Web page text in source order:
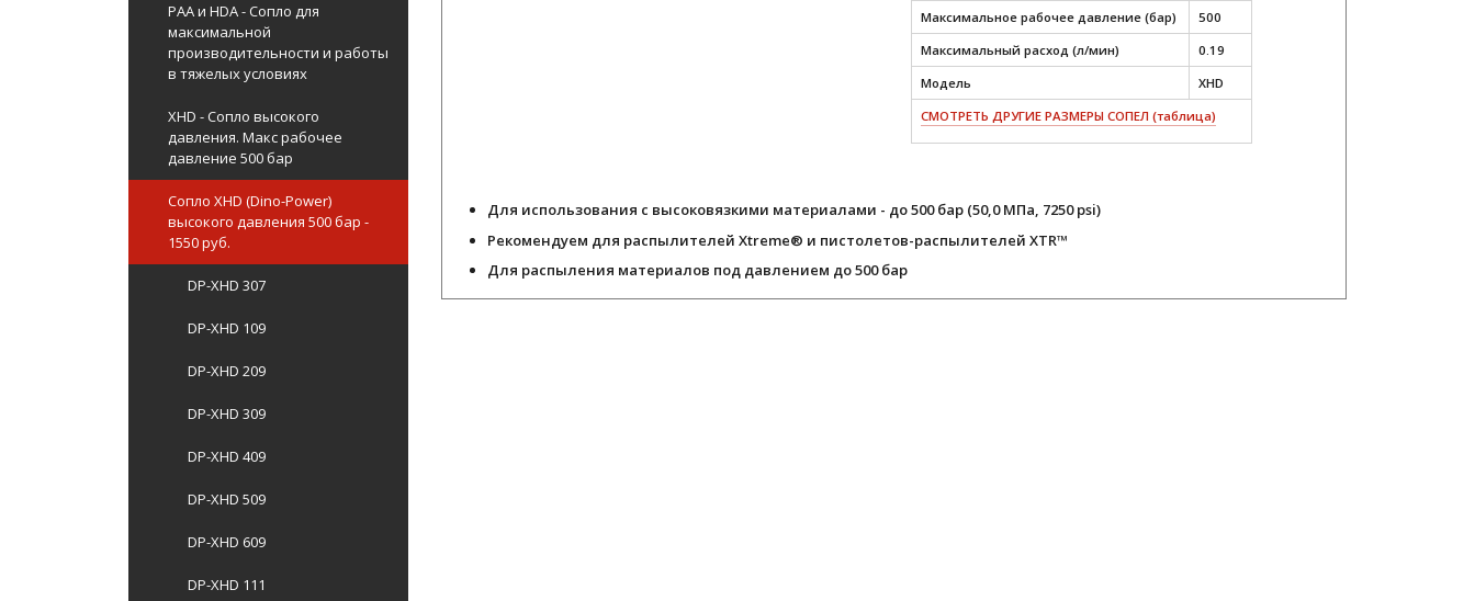
PAA и HDA - Сопло для
максимальной
производительности и работы
в тяжелых условиях
XHD - Сопло высокого
давления. Макс рабочее
давление 500 бар
Сопло XHD (Dino-Power)
высокого давления 500 бар -
1550 руб.
DP-XHD 307
DP-XHD 109
DP-XHD 209
DP-XHD 309
DP-XHD 409
DP-XHD 509
DP-XHD 609
DP-XHD 111
Максимальное рабочее давление (бар)
500
Максимальный расход (л/мин)
0.19
Модель
XHD
СМОТРЕТЬ ДРУГИЕ РАЗМЕРЫ СОПЕЛ (таблица)
Для использования с высоковязкими материалами - до 500 бар (50,0 МПа, 7250 psi)
Рекомендуем для распылителей Xtreme® и пистолетов-распылителей XTR™
Для распыления материалов под давлением до 500 бар